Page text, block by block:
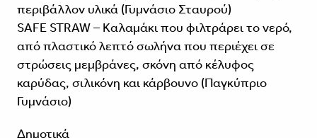
περιβάλλον υλικά (Γυμνάσιο Σταυρού)
SAFE STRAW – Καλαμάκι που φιλτράρει το νερό,
από πλαστικό λεπτό σωλήνα που περιέχει σε
στρώσεις μεμβράνες, σκόνη από κέλυφος
καρύδας, σιλικόνη και κάρβουνο (Παγκύπριο
Γυμνάσιο)
Δημοτικά